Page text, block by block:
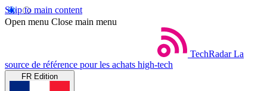
Skip to main content
Open menu Close main menu
TechRadar La
source de référence pour les achats high-tech
FR Edition